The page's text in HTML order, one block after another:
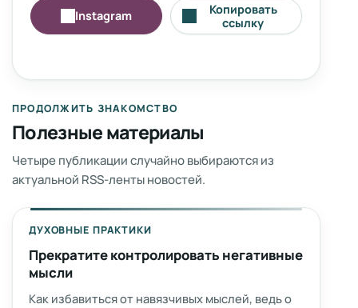
Instagram
Копировать
ссылку
ПРОДОЛЖИТЬ ЗНАКОМСТВО
Полезные материалы
Четыре публикации случайно выбираются из
актуальной RSS-ленты новостей.
ДУХОВНЫЕ ПРАКТИКИ
Прекратите контролировать негативные
мысли
Как избавиться от навязчивых мыслей, ведь о